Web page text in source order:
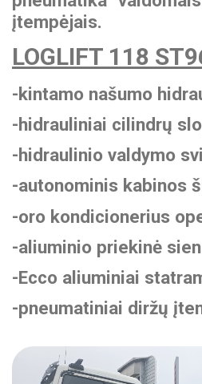
įtempėjais.
LOGLIFT 118
-kintamo našumo
-hidrauliniai cilindrų
-hidraulinio valdymo
-autonominis kabinos
-oro kondicionerius
-aliuminio priekinė
-Ecco aliuminiai
-pneumatiniai diržų